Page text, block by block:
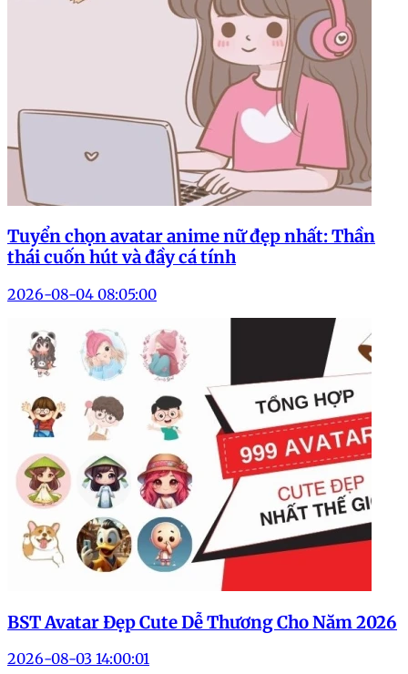
Tuyển chọn avatar anime nữ đẹp nhất: Thần
thái cuốn hút và đầy cá tính
2026-08-04 08:05:00
BST Avatar Đẹp Cute Dễ Thương Cho Năm 2026
2026-08-03 14:00:01